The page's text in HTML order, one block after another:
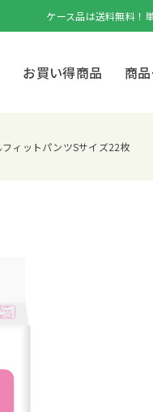
ケース品は送料無料！
お買い得商品 商
ィットパンツSサイズ22枚